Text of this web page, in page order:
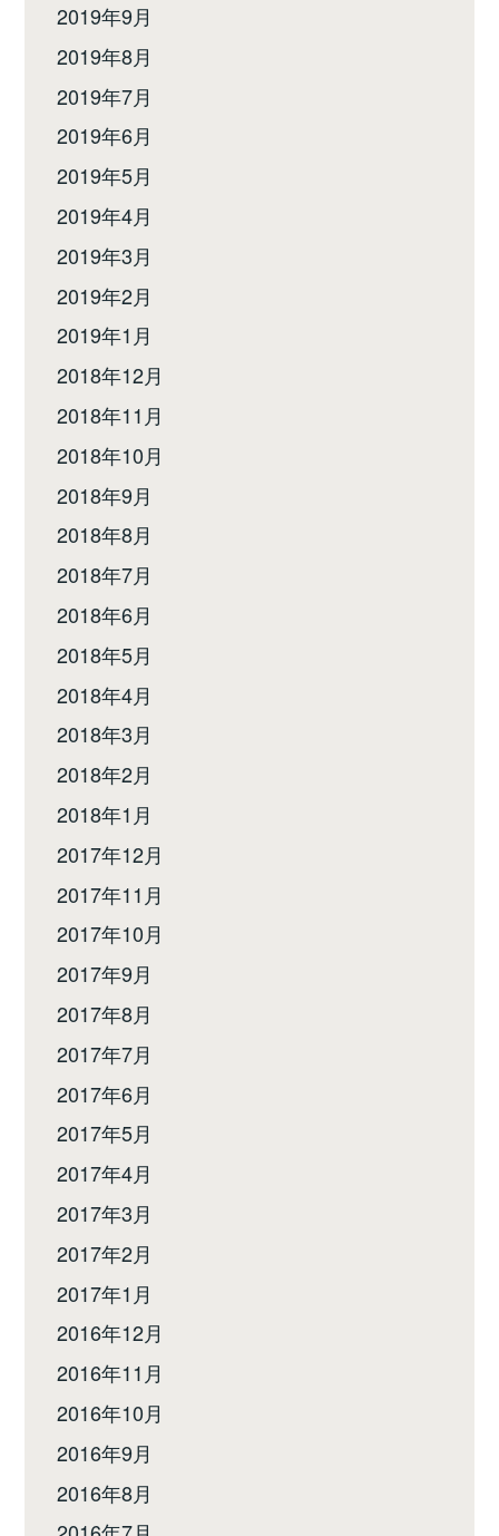
2019年9月
2019年8月
2019年7月
2019年6月
2019年5月
2019年4月
2019年3月
2019年2月
2019年1月
2018年12月
2018年11月
2018年10月
2018年9月
2018年8月
2018年7月
2018年6月
2018年5月
2018年4月
2018年3月
2018年2月
2018年1月
2017年12月
2017年11月
2017年10月
2017年9月
2017年8月
2017年7月
2017年6月
2017年5月
2017年4月
2017年3月
2017年2月
2017年1月
2016年12月
2016年11月
2016年10月
2016年9月
2016年8月